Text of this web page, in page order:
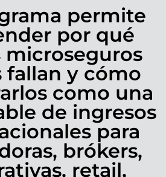
permite
por qué
microseguros
fallan y cómo
como una
de ingresos
para
brókers,
retail,